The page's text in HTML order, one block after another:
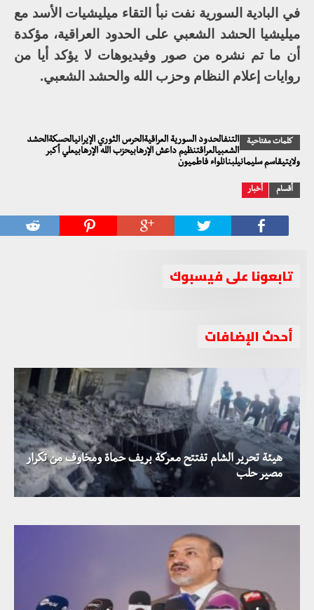
في البادية السورية نفت نبأ التقاء ميليشيات الأسد مع
ميليشيا الحشد الشعبي على الحدود العراقية، مؤكدة
أن ما تم نشره من صور وفيديوهات لا يؤكد أيا من
روايات إعلام النظام وحزب الله والحشد الشعبي.
كلمات مفتاحية
التنفالحدود السورية العراقيةالحرس الثوري الإيرانيالحسكةالحشد
الشعبيالعراقتنظيم داعش الإرهابيحزب الله الإرهابيعلي أكبر
ولايتيقاسم سليمانيلبنانلواء فاطميون
أقسام أخبار
تابعونا على فيسبوك
أحدث الإضافات
هيئة تحرير الشام تفتتح معركة بريف حماة ومخاوف من تكرار
مصير حلب
منذر آقبيق: تجاهل المجتمع الدولي لجرائم الحرب في سوريا